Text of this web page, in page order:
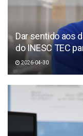
Dar sentido aos
do INESC TEC
2026-04-30